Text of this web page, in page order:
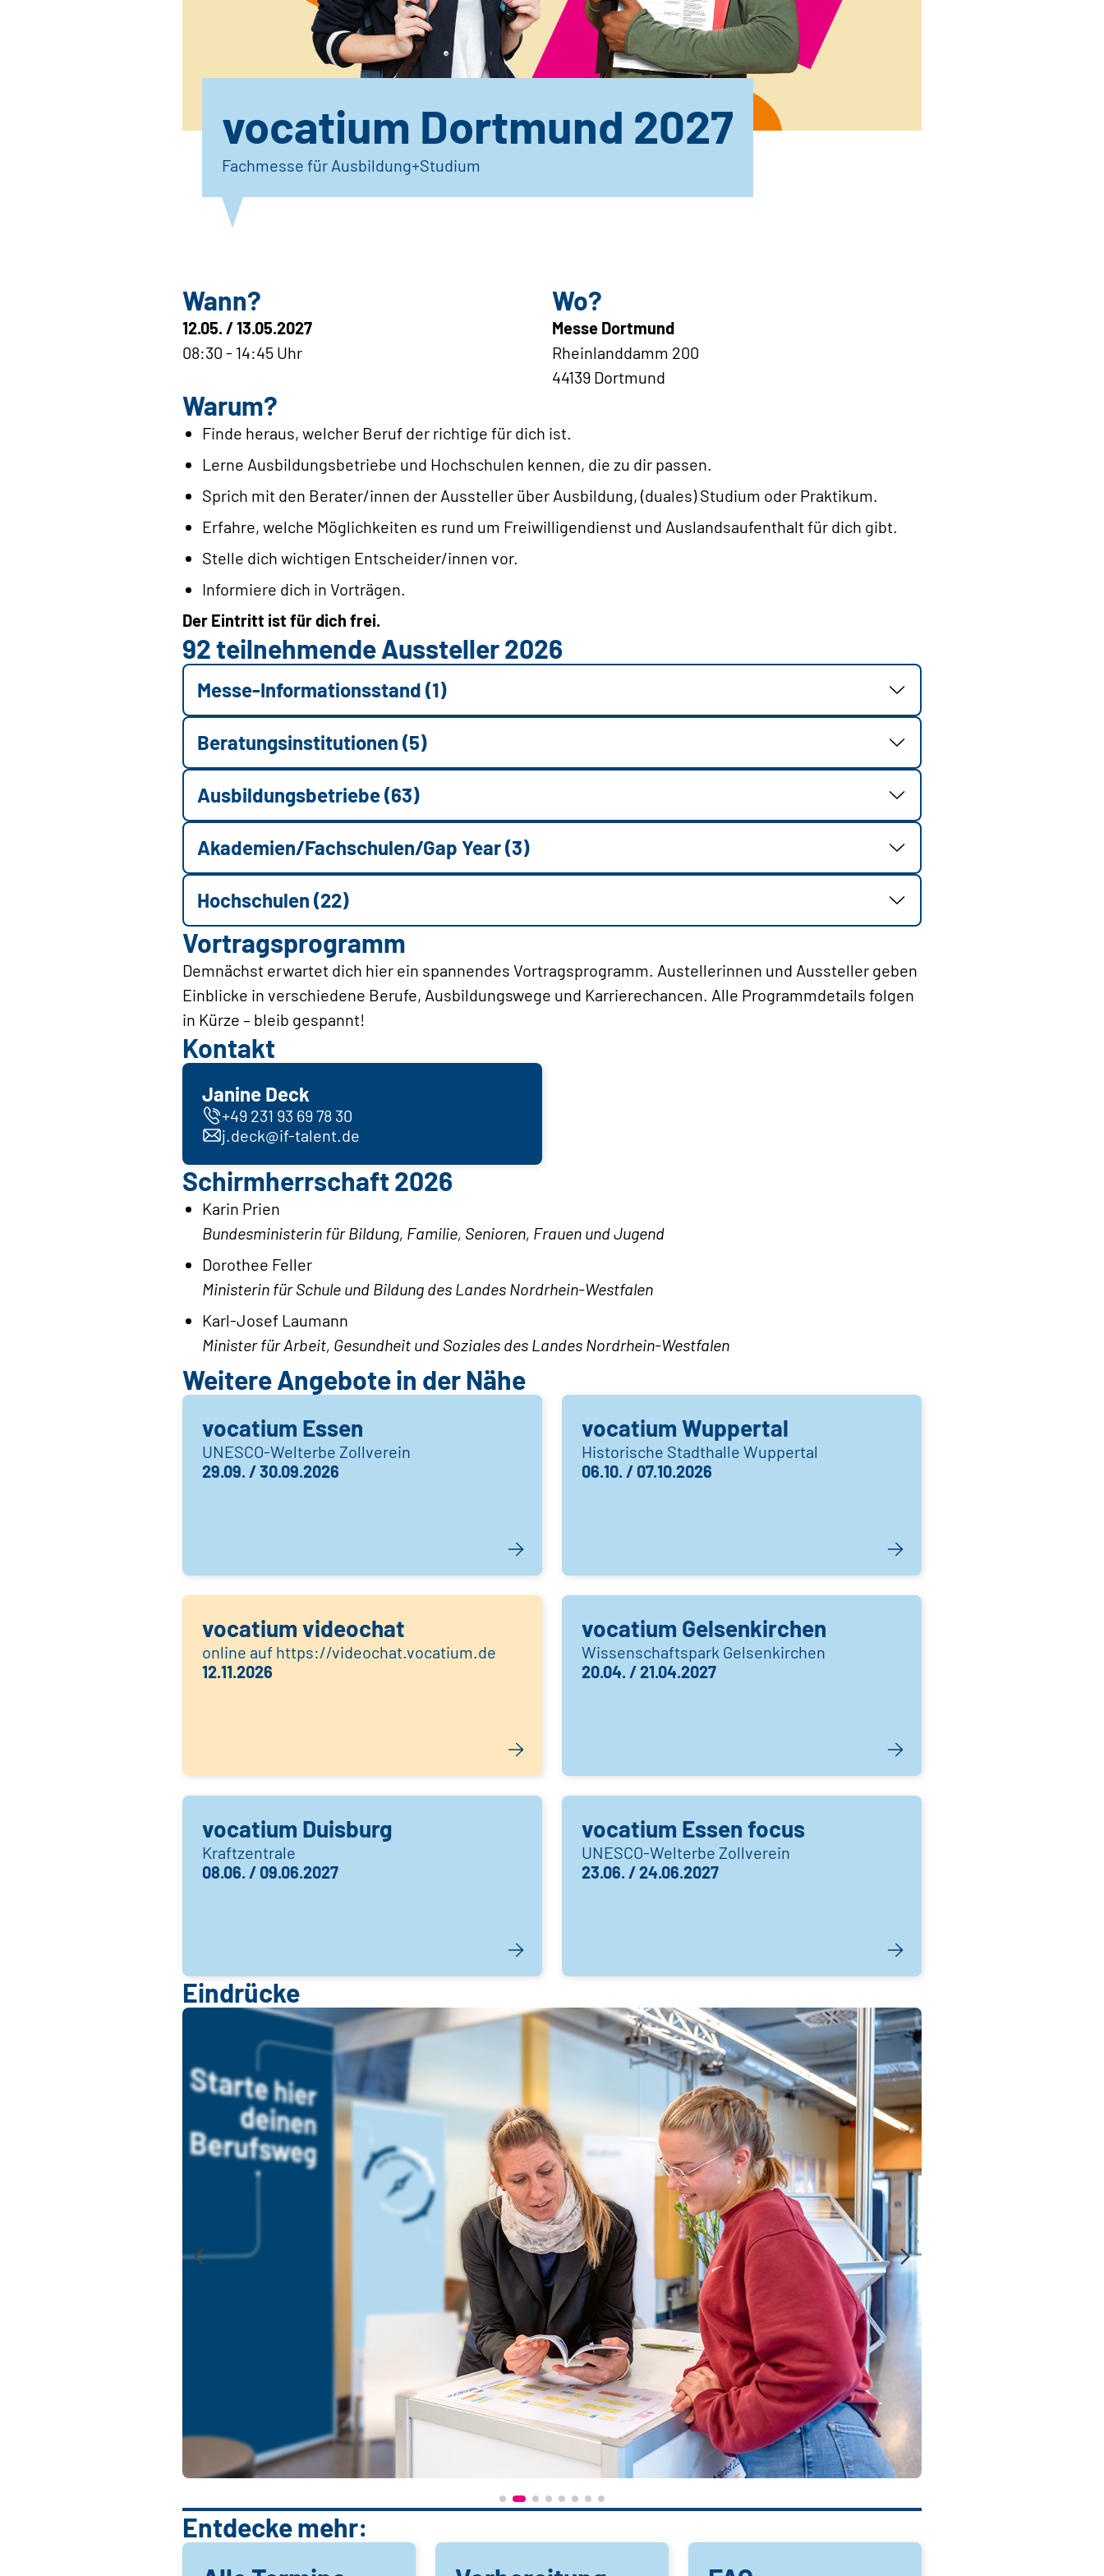
vocatium Dortmund 2027
Fachmesse für Ausbildung+Studium
Wann?
12.05. / 13.05.2027
08:30 - 14:45 Uhr
Wo?
Messe Dortmund
Rheinlanddamm 200
44139 Dortmund
Warum?
Finde heraus, welcher Beruf der richtige für dich ist.
Lerne Ausbildungsbetriebe und Hochschulen kennen, die zu dir passen.
Sprich mit den Berater/innen der Aussteller über Ausbildung, (duales) Studium oder Praktikum.
Erfahre, welche Möglichkeiten es rund um Freiwilligendienst und Auslandsaufenthalt für dich gibt.
Stelle dich wichtigen Entscheider/innen vor.
Informiere dich in Vorträgen.
Der Eintritt ist für dich frei.
92 teilnehmende Aussteller 2026
Messe-Informationsstand (1)
Beratungsinstitutionen (5)
Ausbildungsbetriebe (63)
Akademien/Fachschulen/Gap Year (3)
Hochschulen (22)
Vortragsprogramm
Demnächst erwartet dich hier ein spannendes Vortragsprogramm. Austellerinnen und Aussteller geben
Einblicke in verschiedene Berufe, Ausbildungswege und Karrierechancen. Alle Programmdetails folgen
in Kürze – bleib gespannt!
Kontakt
Janine Deck
+49 231 93 69 78 30
j.deck@if-talent.de
Schirmherrschaft 2026
Karin Prien
Bundesministerin für Bildung, Familie, Senioren, Frauen und Jugend
Dorothee Feller
Ministerin für Schule und Bildung des Landes Nordrhein-Westfalen
Karl-Josef Laumann
Minister für Arbeit, Gesundheit und Soziales des Landes Nordrhein-Westfalen
Weitere Angebote in der Nähe
vocatium Essen
UNESCO-Welterbe Zollverein
29.09. / 30.09.2026
vocatium Wuppertal
Historische Stadthalle Wuppertal
06.10. / 07.10.2026
vocatium videochat
online auf https://videochat.vocatium.de
12.11.2026
vocatium Gelsenkirchen
Wissenschaftspark Gelsenkirchen
20.04. / 21.04.2027
vocatium Duisburg
Kraftzentrale
08.06. / 09.06.2027
vocatium Essen focus
UNESCO-Welterbe Zollverein
23.06. / 24.06.2027
Eindrücke
Entdecke mehr: